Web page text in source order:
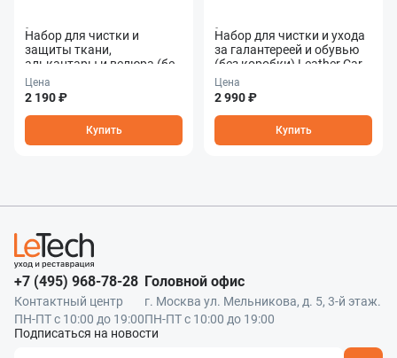
Набор для чистки и
защиты ткани,
алькантары и велюра (без
коробки) Fabric &
Alcantara Care Combo
Цена
2 190 ₽
Купить
Набор для чистки и ухода
за галантереей и обувью
(без коробки) Leather Care
Combo
Цена
2 990 ₽
Купить
+7 (495) 968-78-28
Контактный центр
ПН-ПТ с 10:00 до 19:00
Головной офис
г. Москва ул. Мельникова, д. 5, 3-й этаж.
ПН-ПТ с 10:00 до 19:00
Подписаться на новости